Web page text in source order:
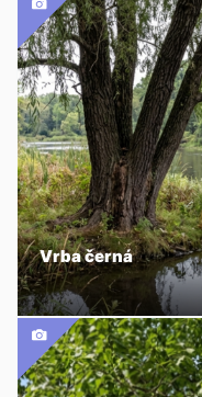
Vrba černá